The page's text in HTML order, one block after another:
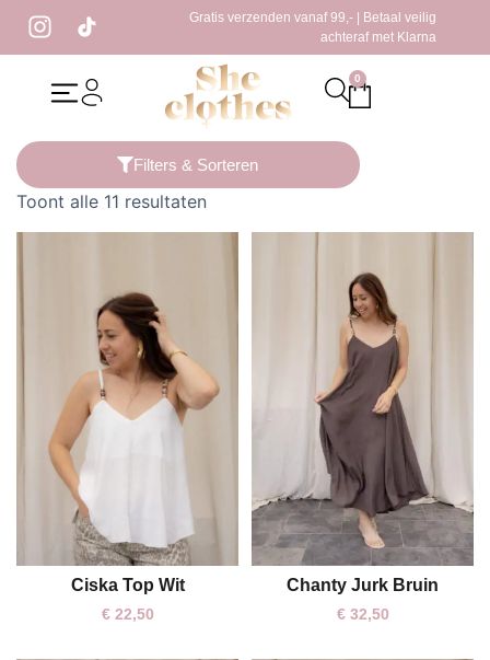
Gratis verzenden vanaf 99,- | Betaal veilig
achteraf met Klarna
0
/ Producten getagged “rib top”
Filters & Sorteren
Toont alle 11 resultaten
One size
Ciska Top Wit
€22,50
One size
Chanty Jurk Bruin
€32,50